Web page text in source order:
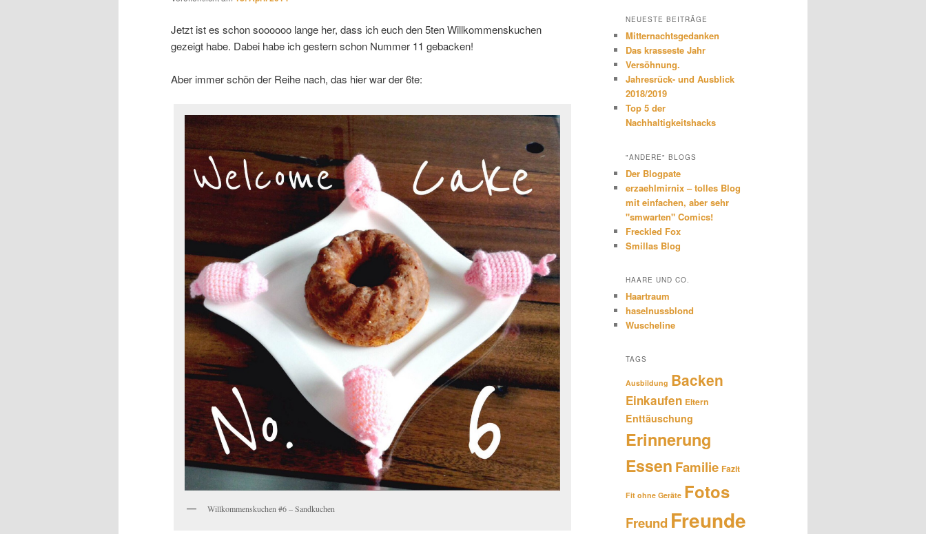
Jetzt ist es schon soooooo lange her, dass ich euch den 5ten Willkommenskuchen
gezeigt habe. Dabei habe ich gestern schon Nummer 11 gebacken!
Aber immer schön der Reihe nach, das hier war der 6te:
Willkommenskuchen #6 – Sandkuchen
NEUESTE BEITRÄGE
Mitternachtsgedanken
Das krasseste Jahr
Versöhnung.
Jahresrück- und Ausblick
2018/2019
Top 5 der
Nachhaltigkeitshacks
"ANDERE" BLOGS
Der Blogpate
erzaehlmirnix – tolles Blog
mit einfachen, aber sehr
"smwarten" Comics!
Freckled Fox
Smillas Blog
HAARE UND CO.
Haartraum
haselnussblond
Wuscheline
TAGS
Ausbildung Backen
Einkaufen Eltern
Enttäuschung
Erinnerung
Essen Familie Fazit
Fit ohne Geräte Fotos
Freund Freunde